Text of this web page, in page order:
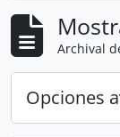
Archival
Opciones